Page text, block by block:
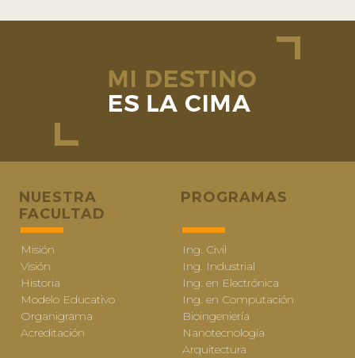
NUESTRA
FACULTAD
Misión
Visión
Historia
Modelo Educativo
Organigrama
Acreditación
PROGRAMAS
Ing. Civil
Ing. Industrial
Ing. en Electrónica
Ing. en Computación
Bioingeniería
Nanotecnología
Arquitectura